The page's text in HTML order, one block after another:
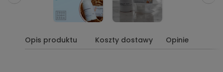
Opis produktu Koszty dostawy Opinie